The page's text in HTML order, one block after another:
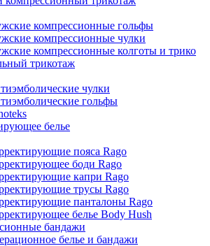
компрессионные гольфы
компрессионные чулки
компрессионные колготы и трико
трикотаж
чулки
гольфы
белье
пояса Rago
боди Rago
капри Rago
трусы Rago
панталоны Rago
белье Body Hush
бандажи
белье и бандажи